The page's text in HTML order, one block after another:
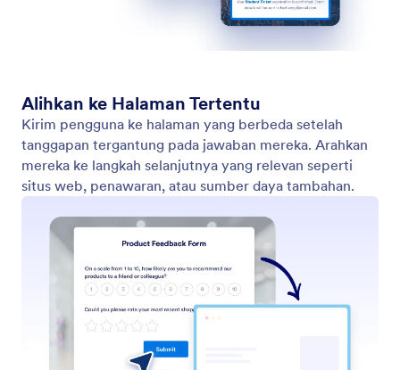
Perutean Email Bersyarat
Arahkan tanggapan formulir secara otomatis ke
penerima yang tepat menggunakan perutean email
bertenaga AI.